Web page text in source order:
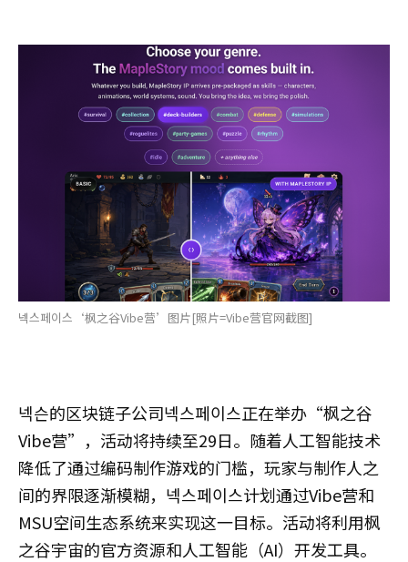
넥스페이스‘枫之谷Vibe营’图片[照片=Vibe营官网截图]
넥슨的区块链子公司넥스페이스正在举办“枫之谷
Vibe营”，活动将持续至29日。随着人工智能技术
降低了通过编码制作游戏的门槛，玩家与制作人之
间的界限逐渐模糊，넥스페이스计划通过Vibe营和
MSU空间生态系统来实现这一目标。活动将利用枫
之谷宇宙的官方资源和人工智能（AI）开发工具。